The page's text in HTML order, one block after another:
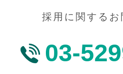
採用に関するお
03-